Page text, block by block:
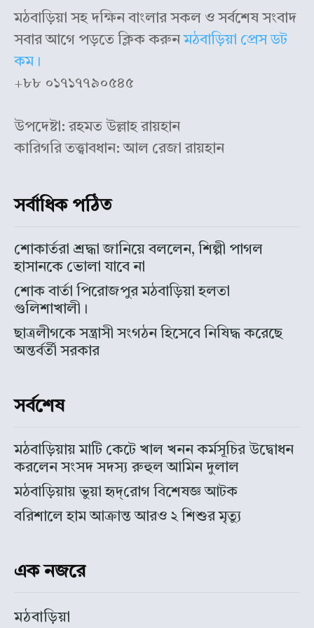
মঠবাড়িয়া সহ দক্ষিন বাংলার সকল ও সর্বশেষ সংবাদ
সবার আগে পড়তে ক্লিক করুনমঠবাড়িয়া প্রেস ডট
কম।
+৮৮ ০১৭১৭৭৯০৫৪৫
উপদেষ্টা: রহমত উল্লাহ রায়হান
কারিগরি তত্ত্বাবধান: আল রেজা রায়হান
সর্বাধিক পঠিত
শোকার্তরা শ্রদ্ধা জানিয়ে বললেন, শিল্পী পাগল
হাসানকে ভোলা যাবে না
শোক বার্তা পিরোজপুর মঠবাড়িয়া হলতা
গুলিশাখালী।
ছাত্রলীগকে সন্ত্রাসী সংগঠন হিসেবে নিষিদ্ধ করেছে
অন্তর্বর্তী সরকার
সর্বশেষ
মঠবাড়িয়ায় মাটি কেটে খাল খনন কর্মসূচির উদ্বোধন
করলেন সংসদ সদস্য রুহুল আমিন দুলাল
মঠবাড়িয়ায় ভুয়া হৃদ্‌রোগ বিশেষজ্ঞ আটক
বরিশালে হাম আক্রান্ত আরও ২ শিশুর মৃত্যু
এক নজরে
মঠবাড়িয়া